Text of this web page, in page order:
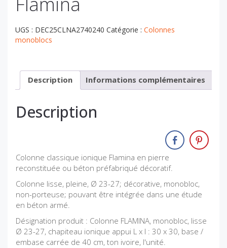
UGS : DEC25CLNA2740240 Catégorie : Colonnes
monoblocs
Description Informations complémentaires
Description
Colonne classique ionique Flamina en pierre
reconstituée ou béton préfabriqué décoratif.
Colonne lisse, pleine, Ø 23-27; décorative, monobloc,
non-porteuse; pouvant être intégrée dans une étude
en béton armé.
Désignation produit : Colonne FLAMINA, monobloc, lisse
Ø 23-27, chapiteau ionique appui L x l : 30 x 30, base /
embase carrée de 40 cm, ton ivoire, l'unité.